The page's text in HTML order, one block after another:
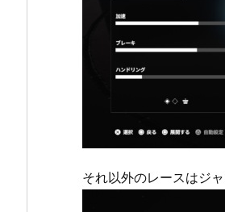
それ以外のレースはジ